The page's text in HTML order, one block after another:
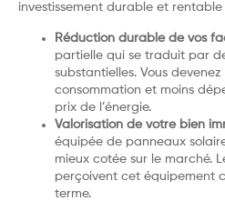
investissement durable et rentable
Réduction durable de vos
partielle qui se traduit par
substantielles. Vous
consommation et moins
prix de l’énergie.
Valorisation de votre bien
équipée de panneaux
mieux cotée sur le marché.
perçoivent cet équipement
terme.